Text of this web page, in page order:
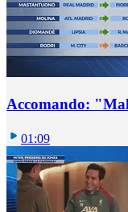
Accomando:
01:09